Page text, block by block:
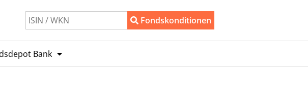
Fondskonditionen
Bank